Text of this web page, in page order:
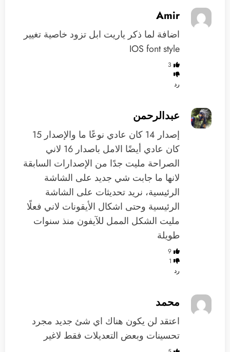
Amir
اضافة لما ذكر ياريت ابل تزود خاصية تغيير
IOS font style
3
رد
عبدالرحمن
إصدار 14 كان عادي نوعًا ما والإصدار 15
كان عادي أيضًا الامل باصدار 16 لاني
الصراحة مليت جدًا من الإصدارات السابقة
لانها ما جابت شي جديد على الشاشة
الرئيسية، نريد تحديثات على الشاشة
الرئيسية وحتى اشكال الأيقونات لاني فعلًا
مليت الشكل الممل للآيفون منذ سنوات
طويلة
9
1
رد
محمد
اعتقد لن يكون هناك اي شئ جديد مجرد
تحسينات وبعض التعديلات فقط لاغير